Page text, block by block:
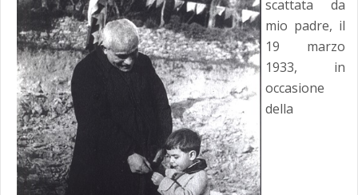
scattata da
mio padre, il
19 marzo
1933, in
occasione
della